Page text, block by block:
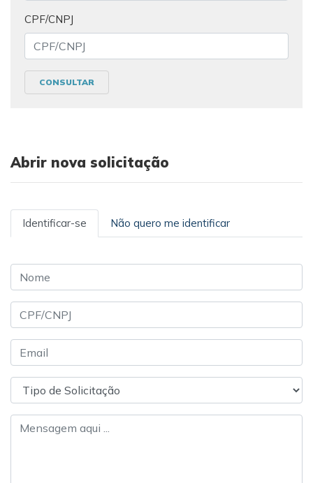
CPF/CNPJ
CONSULTAR
Abrir nova solicitação
Identificar-se Não quero me identificar